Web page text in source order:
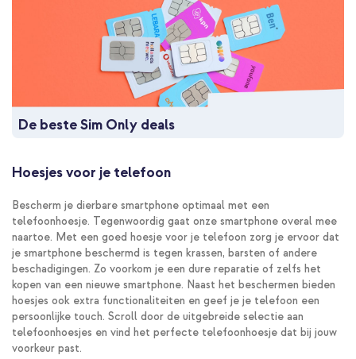
De beste Sim Only deals
Hoesjes voor je telefoon
Bescherm je dierbare smartphone optimaal met een
telefoonhoesje. Tegenwoordig gaat onze smartphone overal mee
naartoe. Met een goed hoesje voor je telefoon zorg je ervoor dat
je smartphone beschermd is tegen krassen, barsten of andere
beschadigingen. Zo voorkom je een dure reparatie of zelfs het
kopen van een nieuwe smartphone. Naast het beschermen bieden
hoesjes ook extra functionaliteiten en geef je je telefoon een
persoonlijke touch. Scroll door de uitgebreide selectie aan
telefoonhoesjes en vind het perfecte telefoonhoesje dat bij jouw
voorkeur past.